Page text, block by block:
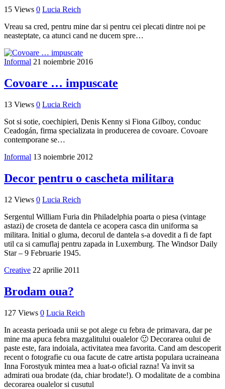
15 Views 0 Lucia Reich
Vreau sa cred, pentru mine dar si pentru cei plecati dintre noi pe
neasteptate, ca atunci cand ne ducem spre…
Informal 21 noiembrie 2016
Covoare … impuscate
13 Views 0 Lucia Reich
Sot si sotie, coechipieri, Denis Kenny si Fiona Gilboy, conduc
Ceadogán, firma specializata in producerea de covoare. Covoare
contemporane se…
Informal 13 noiembrie 2012
Decor pentru o cascheta militara
12 Views 0 Lucia Reich
Sergentul William Furia din Philadelphia poarta o piesa (vintage
astazi) de croseta de dantela ce acopera casca din uniforma sa
militara. Initial o gluma, decorul de dantela s-a dovedit a fi de fapt
util ca si camuflaj pentru zapada in Luxemburg. The Windsor Daily
Star – 9 Februarie 1945.
Creative 22 aprilie 2011
Brodam oua?
127 Views 0 Lucia Reich
In aceasta perioada unii se pot alege cu febra de primavara, dar pe
mine ma apuca febra mazgalitului oualelor 🙂 Decorarea oului de
paste este, fara indoiala, activitatea mea favorita. Cand am descoperit
recent o fotografie cu oua facute de catre artista populara ucraineana
Inna Forostyuk mintea mea a luat-o oficial razna! Va invit sa
admirati oua brodate (da, chiar brodate!). O modalitate de a combina
decorarea oualelor si cusutul